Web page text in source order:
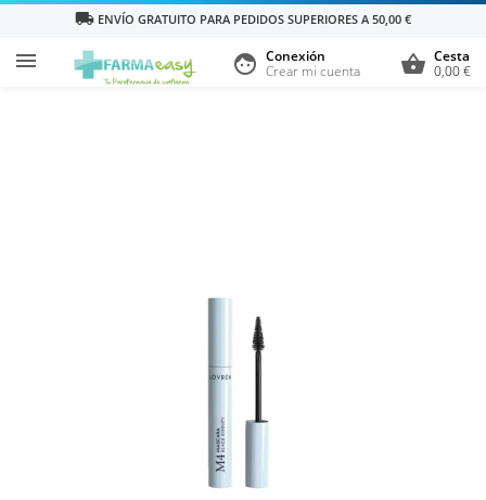
local_shipping ENVÍO GRATUITO PARA PEDIDOS SUPERIORES A 50,00 €
 shopping_basket Cesta
0,00 €
face Conexión
Crear mi cuenta